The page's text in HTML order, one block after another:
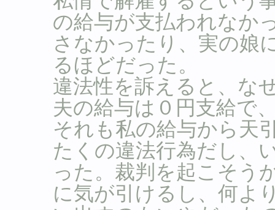
の給与が支払われなか
さなかったり、実の娘
るほどだった。
違法性を訴えると、な
夫の給与は０円支給で
それも私の給与から天
たくの違法行為だし、
った。裁判を起こそう
に気が引けるし、何よ